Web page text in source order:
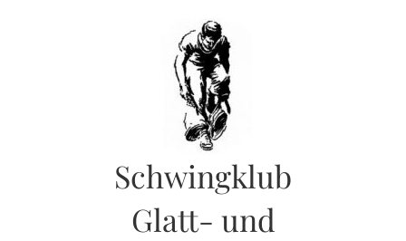
Schwingklub
Glatt- und